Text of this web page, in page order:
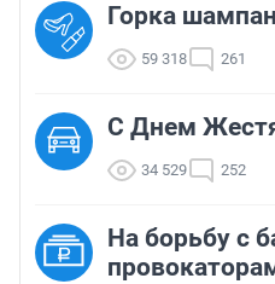
Горка
59 318 261
С Днем
34 529 252
На борьбу с